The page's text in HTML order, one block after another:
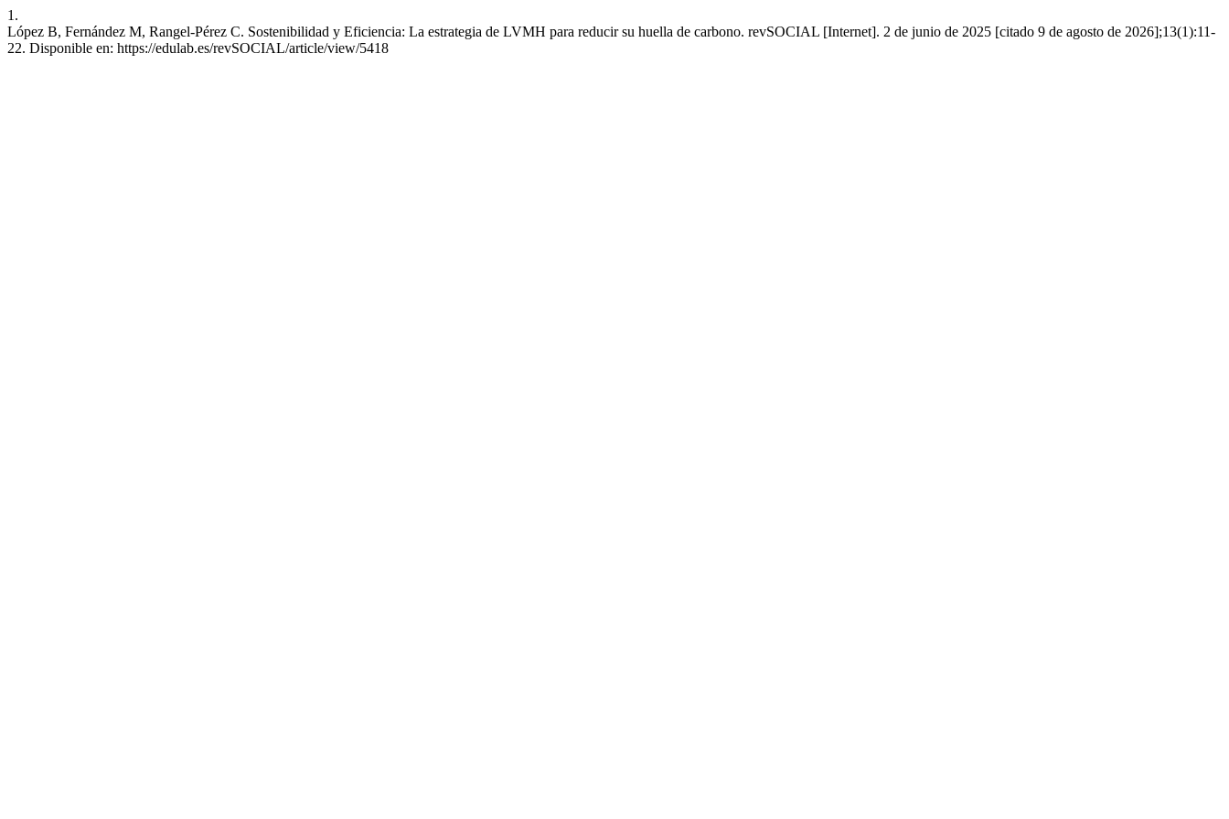
1.
López B, Fernández M, Rangel-Pérez C. Sostenibilidad y Eficiencia: La estrategia de LVMH para reducir su huella de carbono. revSOCIAL [Internet]. 2 de junio de 2025 [citado 9 de agosto de 2026];13(1):11-
22. Disponible en: https://edulab.es/revSOCIAL/article/view/5418